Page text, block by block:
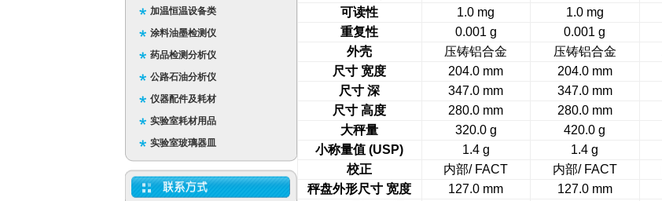
加温恒温设备类
涂料油墨检测仪
药品检测分析仪
公路石油分析仪
仪器配件及耗材
实验室耗材用品
实验室玻璃器皿
可读性
1.0 mg 1.0 mg
重复性
0.001 g 0.001 g
外壳
压铸铝合金 压铸铝合金
尺寸 宽度 204.0 mm 204.0 mm
尺寸 深 347.0 mm 347.0 mm
尺寸 高度 280.0 mm 280.0 mm
大秤量
320.0 g 420.0 g
小称量值 (USP) 1.4 g 1.4 g
校正
内部/ FACT 内部/ FACT
秤盘外形尺寸 宽度 127.0 mm 127.0 mm